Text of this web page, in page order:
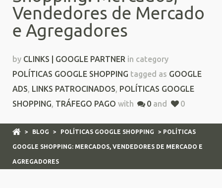
Vendedores de Mercado
e Agregadores
by CLINKS | GOOGLE PARTNER in category
POLÍTICAS GOOGLE SHOPPING tagged as GOOGLE
ADS, LINKS PATROCINADOS, POLÍTICAS GOOGLE
SHOPPING, TRÁFEGO PAGO with 0 and 0
> BLOG > POLÍTICAS GOOGLE SHOPPING > POLÍTICAS
GOOGLE SHOPPING: MERCADOS, VENDEDORES DE MERCADO E
AGREGADORES